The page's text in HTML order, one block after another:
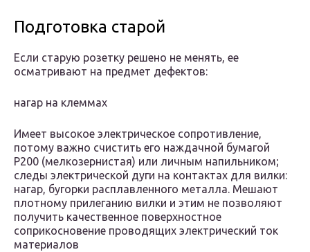
Подготовка старой
Если старую розетку решено не менять, ее
осматривают на предмет дефектов:
нагар на клеммах
Имеет высокое электрическое сопротивление,
потому важно счистить его наждачной бумагой
Р200 (мелкозернистая) или личным напильником;
следы электрической дуги на контактах для вилки:
нагар, бугорки расплавленного металла. Мешают
плотному прилеганию вилки и этим не позволяют
получить качественное поверхностное
соприкосновение проводящих электрический ток
материалов